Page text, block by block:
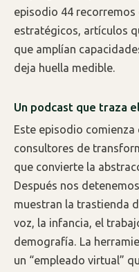
episodio 44 recorremos
estratégicos, artículos
que amplían
deja huella medible.
Un podcast que traza
Este episodio comienza
consultores de
que convierte la
Después nos
muestran la trastienda
voz, la infancia, el
demografía. La
un “empleado virtual”